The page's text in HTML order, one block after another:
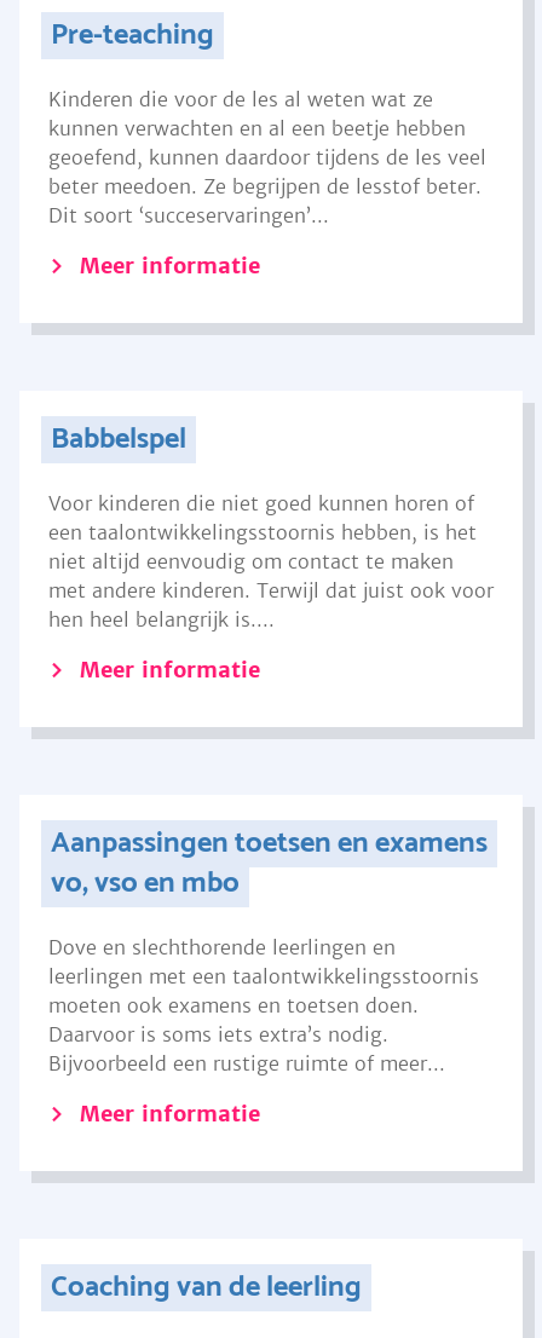
Pre-teaching
Kinderen die voor de les al weten wat ze
kunnen verwachten en al een beetje hebben
geoefend, kunnen daardoor tijdens de les veel
beter meedoen. Ze begrijpen de lesstof beter.
Dit soort ‘succeservaringen’...
Meer informatie
Babbelspel
Voor kinderen die niet goed kunnen horen of
een taalontwikkelingsstoornis hebben, is het
niet altijd eenvoudig om contact te maken
met andere kinderen. Terwijl dat juist ook voor
hen heel belangrijk is....
Meer informatie
Aanpassingen toetsen en examens
vo, vso en mbo
Dove en slechthorende leerlingen en
leerlingen met een taalontwikkelingsstoornis
moeten ook examens en toetsen doen.
Daarvoor is soms iets extra’s nodig.
Bijvoorbeeld een rustige ruimte of meer...
Meer informatie
Coaching van de leerling